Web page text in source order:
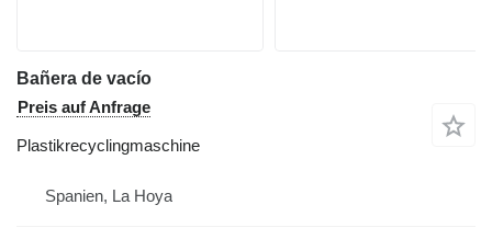
Bañera de vacío
Preis auf Anfrage
Plastikrecyclingmaschine
Spanien, La Hoya